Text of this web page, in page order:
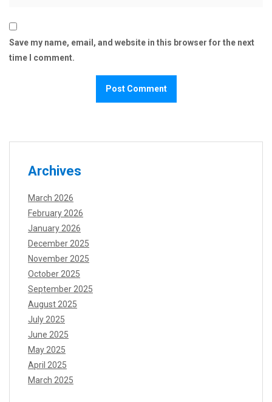
Save my name, email, and website in this browser for the next
time I comment.
Archives
March 2026
February 2026
January 2026
December 2025
November 2025
October 2025
September 2025
August 2025
July 2025
June 2025
May 2025
April 2025
March 2025